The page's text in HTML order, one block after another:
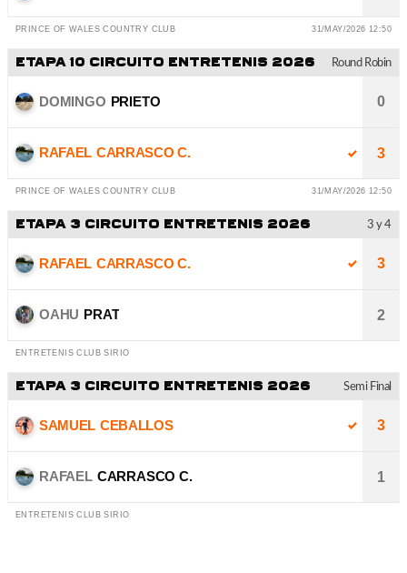
PRINCE OF WALES COUNTRY CLUB 31/MAY/2026 12:50
ETAPA 10 CIRCUITO ENTRETENIS 2026 Round Robin
DOMINGO PRIETO 0
RAFAEL CARRASCO C. 3
PRINCE OF WALES COUNTRY CLUB 31/MAY/2026 12:50
ETAPA 3 CIRCUITO ENTRETENIS 2026 3 y 4
RAFAEL CARRASCO C. 3
OAHU PRAT 2
ENTRETENIS CLUB SIRIO
ETAPA 3 CIRCUITO ENTRETENIS 2026 Semi Final
SAMUEL CEBALLOS 3
RAFAEL CARRASCO C. 1
ENTRETENIS CLUB SIRIO